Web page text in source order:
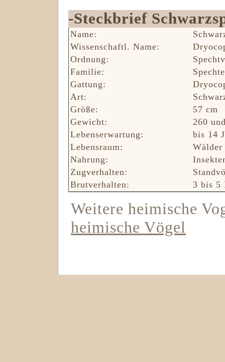
-Steckbrief
Name:
Wissenschaftl. Name:
Ordnung:
Familie:
Gattung:
Art:
Größe:
57 cm
Gewicht:
260
Lebenserwartung:
bis 14
Lebensraum:
Wälder
Nahrung:
Zugverhalten:
Brutverhalten:
3 bis 5
Weitere heimische
heimische Vögel